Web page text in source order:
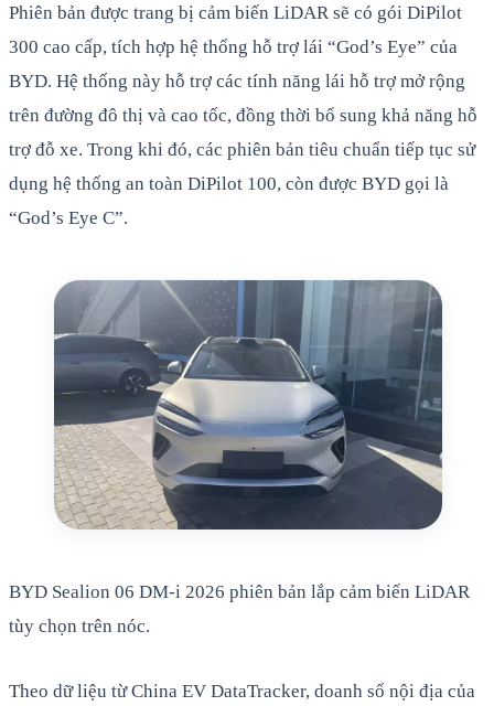
Phiên bản được trang bị cảm biến LiDAR sẽ có gói DiPilot
300 cao cấp, tích hợp hệ thống hỗ trợ lái “God’s Eye” của
BYD. Hệ thống này hỗ trợ các tính năng lái hỗ trợ mở rộng
trên đường đô thị và cao tốc, đồng thời bổ sung khả năng hỗ
trợ đỗ xe. Trong khi đó, các phiên bản tiêu chuẩn tiếp tục sử
dụng hệ thống an toàn DiPilot 100, còn được BYD gọi là
“God’s Eye C”.
BYD Sealion 06 DM-i 2026 phiên bản lắp cảm biến LiDAR
tùy chọn trên nóc.
Theo dữ liệu từ China EV DataTracker, doanh số nội địa của